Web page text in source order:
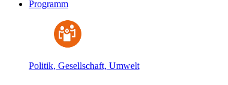
Programm
Politik, Gesellschaft, Umwelt